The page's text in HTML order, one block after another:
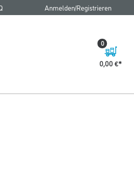
Anmelden/Registrieren
0,00 €
0